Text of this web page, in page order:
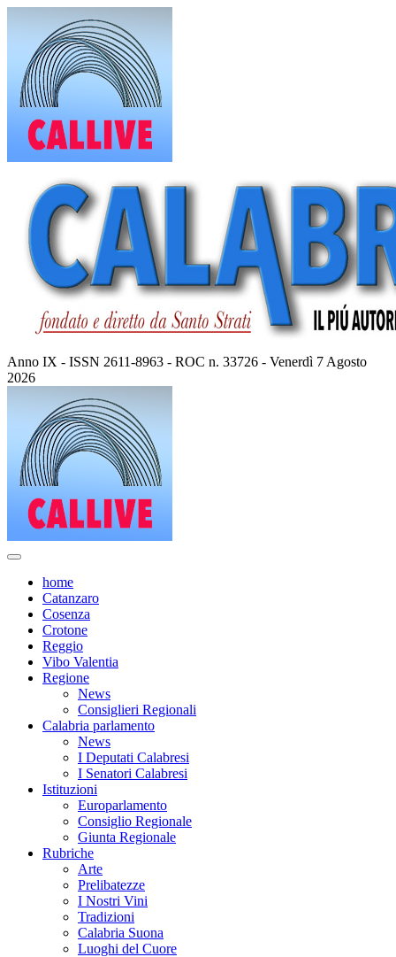
contenuto
Anno IX - ISSN 2611-8963 - ROC n. 33726 - Venerdì 7 Agosto
2026
home
Catanzaro
Cosenza
Crotone
Reggio
Vibo Valentia
Regione
News
Consiglieri Regionali
Calabria parlamento
News
I Deputati Calabresi
I Senatori Calabresi
Istituzioni
Europarlamento
Consiglio Regionale
Giunta Regionale
Rubriche
Arte
Prelibatezze
I Nostri Vini
Tradizioni
Calabria Suona
Luoghi del Cuore